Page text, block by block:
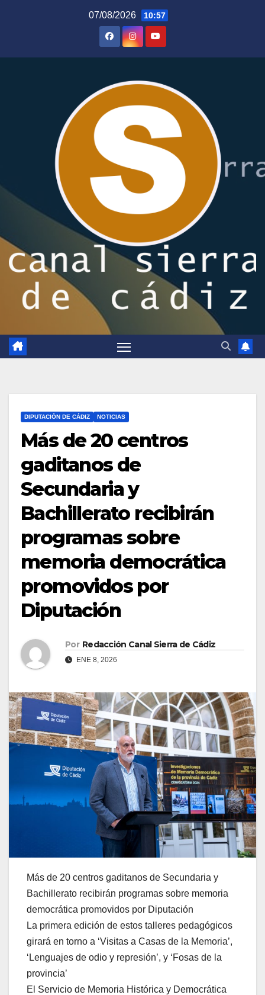
07/08/2026 10:57
DIPUTACIÓN DE CÁDIZ NOTICIAS
Más de 20 centros
gaditanos de
Secundaria y
Bachillerato recibirán
programas sobre
memoria democrática
promovidos por
Diputación
Por Redacción Canal Sierra de Cádiz
ENE 8, 2026
Más de 20 centros gaditanos de Secundaria y
Bachillerato recibirán programas sobre memoria
democrática promovidos por Diputación
La primera edición de estos talleres pedagógicos
girará en torno a ‘Visitas a Casas de la Memoria’,
‘Lenguajes de odio y represión’, y ‘Fosas de la
provincia’
El Servicio de Memoria Histórica y Democrática